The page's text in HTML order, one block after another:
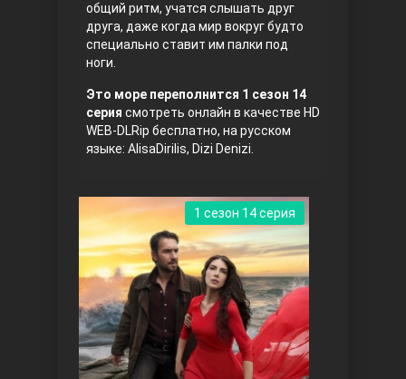
Воскресший Эртугрул
Три сестры
общий ритм, учатся слышать друг
друга, даже когда мир вокруг будто
специально ставит им палки под
ноги.
Это море переполнится 1 сезон 14
серия смотреть онлайн в качестве HD
WEB-DLRip бесплатно, на русском
языке: AlisaDirilis, Dizi Denizi.
1 сезон 14 серия